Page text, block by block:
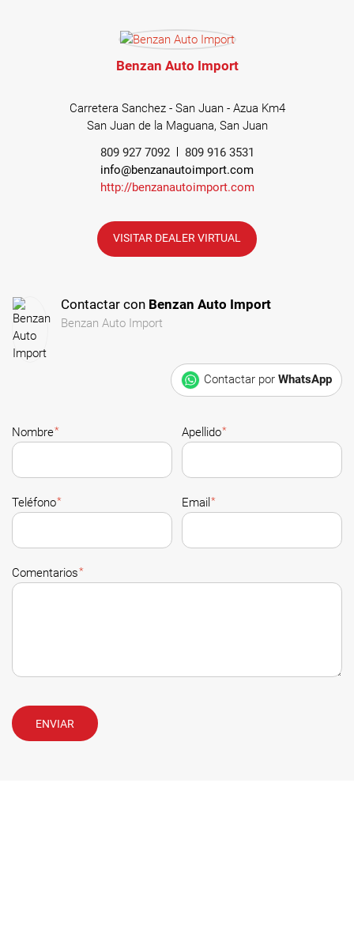
Benzan Auto Import
Carretera Sanchez - San Juan - Azua Km4
San Juan de la Maguana, San Juan
809 927 7092
809 916 3531
info@benzanautoimport.com
http://benzanautoimport.com
VISITAR DEALER VIRTUAL
Contactar con Benzan Auto Import
Benzan Auto Import
Contactar por WhatsApp
Nombre* Apellido*
Teléfono* Email *
Comentarios*
ENVIAR